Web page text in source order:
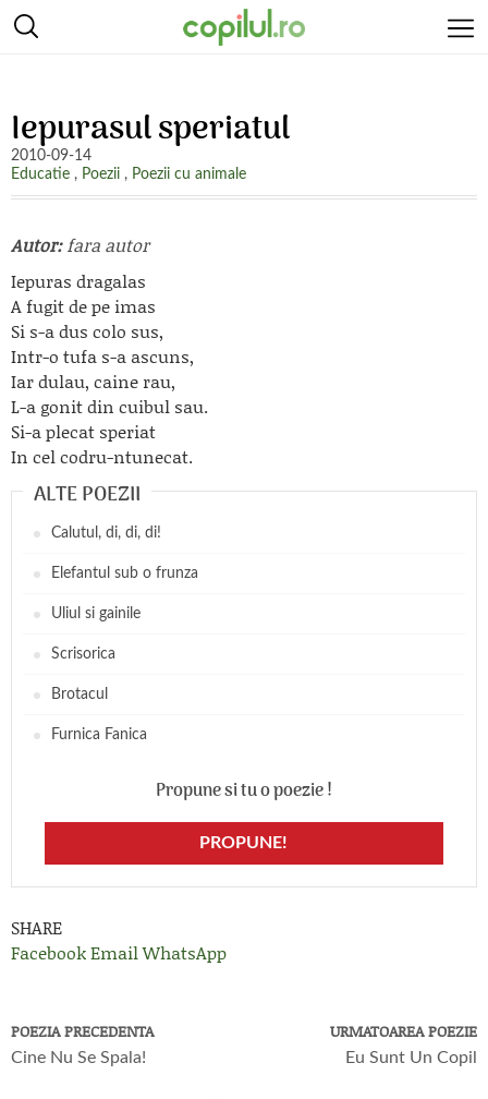
Iepurasul speriatul
2010-09-14
Educatie , Poezii , Poezii cu animale
Autor:fara autor
Iepuras dragalas
A fugit de pe imas
Si s-a dus colo sus,
Intr-o tufa s-a ascuns,
Iar dulau, caine rau,
L-a gonit din cuibul sau.
Si-a plecat speriat
In cel codru-ntunecat.
ALTE POEZII
Calutul, di, di, di!
Elefantul sub o frunza
Uliul si gainile
Scrisorica
Brotacul
Furnica Fanica
Propune si tu o poezie !
PROPUNE!
SHARE
FacebookEmailWhatsApp
POEZIA PRECEDENTA
Cine Nu Se Spala!
URMATOAREA POEZIE
Eu Sunt Un Copil